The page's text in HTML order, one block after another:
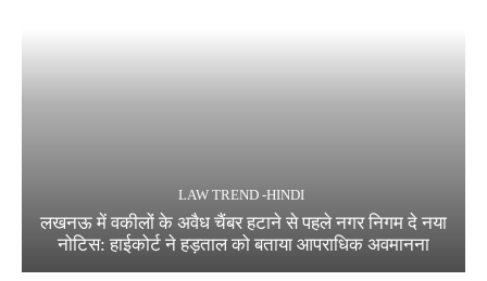
LAW TREND -HINDI
लखनऊ में वकीलों के अवैध चैंबर हटाने से पहले नगर निगम दे नया
नोटिस: हाईकोर्ट ने हड़ताल को बताया आपराधिक अवमानना